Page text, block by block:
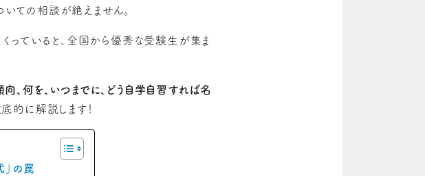
ての相談が絶えません。
くっていると、全国から優秀な受験生が集ま
、何を、いつまでに、どう自学自習すれば名
底的に解説します！
」の罠